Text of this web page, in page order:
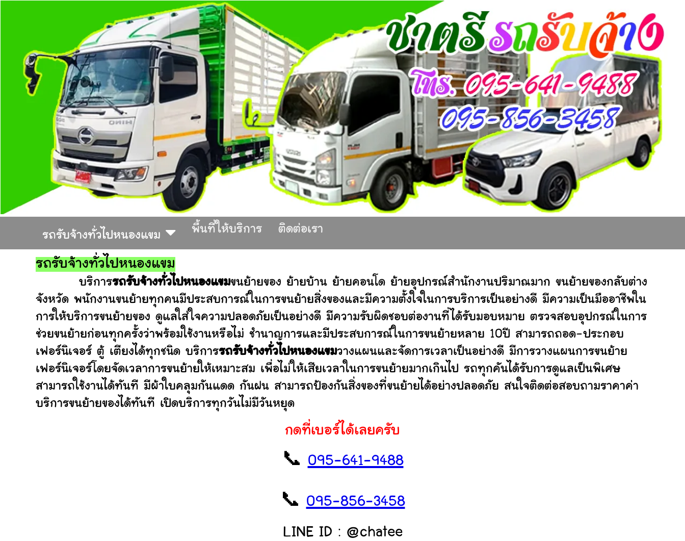
รถรับจ้างทั่วไปหนองแขม
พื้นที่ให้บริการ ติดต่อเรา
รถรับจ้างทั่วไปหนองแขม
บริการรถรับจ้างทั่วไปหนองแขมขนย้ายของ ย้ายบ้าน ย้ายคอนโด ย้ายอุปกรณ์สำนักงานปริมาณมาก ขนย้ายของกลับต่าง
จังหวัด พนักงานขนย้ายทุกคนมีประสบการณ์ในการขนย้ายสิ่งของและมีความตั้งใจในการบริการเป็นอย่างดี มีความเป็นมืออาชีพใน
การให้บริการขนย้ายของ ดูแลใส่ใจความปลอดภัยเป็นอย่างดี มีความรับผิดชอบต่องานที่ได้รับมอบหมาย ตรวจสอบอุปกรณ์ในการ
ช่วยขนย้ายก่อนทุกครั้งว่าพร้อมใช้งานหรือไม่ ชำนาญการและมีประสบการณ์ในการขนย้ายหลาย 10ปี สามารถถอด-ประกอบ
เฟอร์นิเจอร์ ตู้ เตียงได้ทุกชนิด บริการรถรับจ้างทั่วไปหนองแขมวางแผนและจัดการเวลาเป็นอย่างดี มีการวางแผนการขนย้าย
เฟอร์นิเจอร์โดยจัดเวลาการขนย้ายให้เหมาะสม เพื่อไม่ให้เสียเวลาในการขนย้ายมากเกินไป รถทุกคันได้รับการดูแลเป็นพิเศษ
สามารถใช้งานได้ทันที มีผ้าใบคลุมกันแดด กันฝน สามารถป้องกันสิ่งของที่ขนย้ายได้อย่างปลอดภัย สนใจติดต่อสอบถามราคาค่า
บริการขนย้ายของได้ทันที เปิดบริการทุกวันไม่มีวันหยุด
กดที่เบอร์ได้เลยครับ
📞 095-641-9488
📞 095-856-3458
LINE ID : @chatee